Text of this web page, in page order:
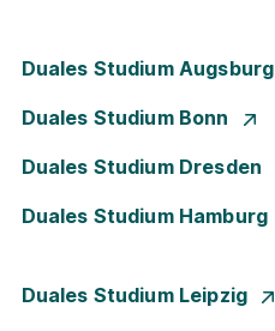
Duales Studium Augsburg
Duales Studium Bonn
Duales Studium Dresden
Duales Studium Hamburg
Duales Studium Leipzig